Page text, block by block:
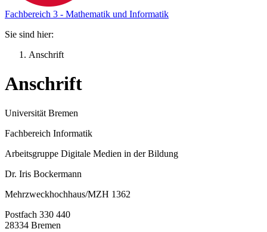
Fachbereich 3 - Mathematik und Informatik
Sie sind hier:
Anschrift
Anschrift
Universität Bremen
Fachbereich Informatik
Arbeitsgruppe Digitale Medien in der Bildung
Dr. Iris Bockermann
Mehrzweckhochhaus/MZH 1362
Postfach 330 440
28334 Bremen